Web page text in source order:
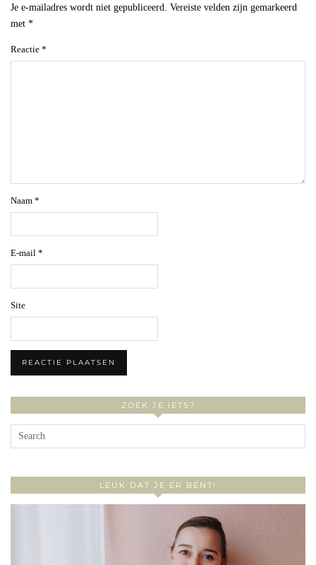
Je e-mailadres wordt niet gepubliceerd. Vereiste velden zijn gemarkeerd
met *
Reactie *
Naam *
E-mail *
Site
ZOEK JE IETS?
LEUK DAT JE ER BENT!